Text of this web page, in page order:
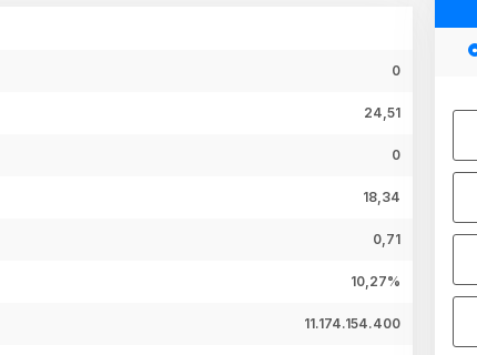
0
24,51
0
18,34
0,71
10,27%
11.174.154.400